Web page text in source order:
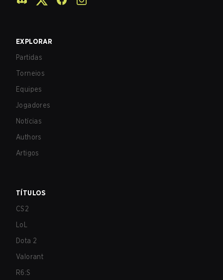
EXPLORAR
Partidas
Torneios
Equipes
Jogadores
Notícias
Authors
Artigos
TÍTULOS
CS2
LoL
Dota 2
Valorant
R6:S